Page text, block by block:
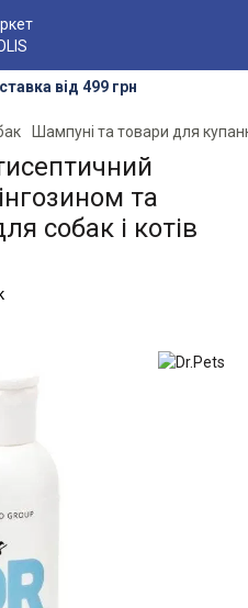
від 499 грн
Шампуні та товари для
та
собак і котів